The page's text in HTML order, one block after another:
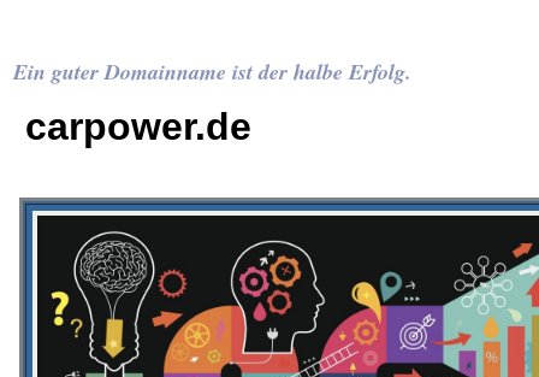
Ein guter Domainname ist der halbe Erfolg.
carpower.de